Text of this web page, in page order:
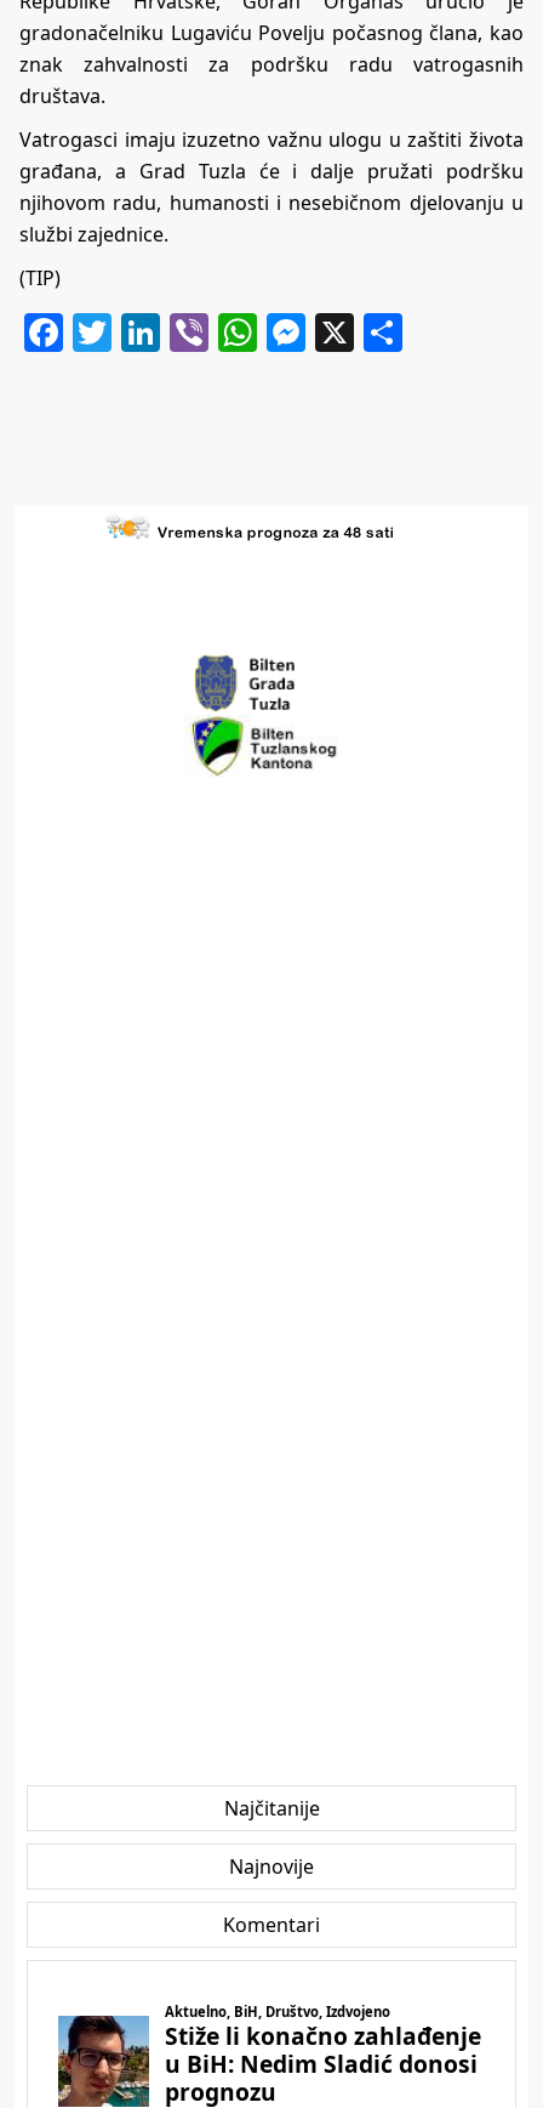
gradonačelniku Lugaviću Povelju počasnog člana, kao
znak zahvalnosti za podršku radu vatrogasnih
društava.
Vatrogasci imaju izuzetno važnu ulogu u zaštiti života
građana, a Grad Tuzla će i dalje pružati podršku
njihovom radu, humanosti i nesebičnom djelovanju u
službi zajednice.
(TIP)
Facebook
Twitter
LinkedIn
ViberWhatsApp
Messenger
X
Najčitanije
Najnovije
Komentari